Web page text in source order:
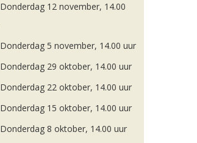
Donderdag 12 november, 14.00
Donderdag 5 november, 14.00 uur
Donderdag 29 oktober, 14.00 uur
Donderdag 22 oktober, 14.00 uur
Donderdag 15 oktober, 14.00 uur
Donderdag 8 oktober, 14.00 uur